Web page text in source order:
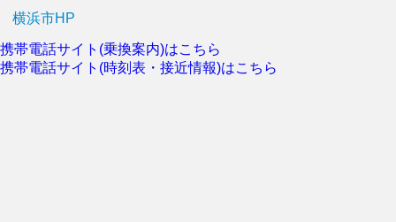
横浜市HP
携帯電話サイト(乗換案内)はこちら
携帯電話サイト(時刻表・接近情報)はこちら